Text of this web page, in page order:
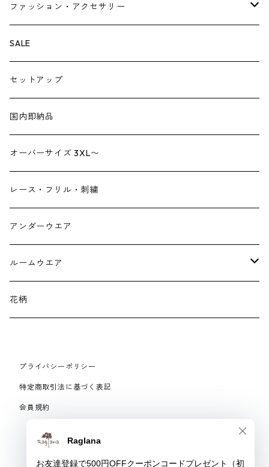
ベスト・ジレ
レギンス
ペチパンツ
サロペット
ジャンプスーツ
デニム
ファッション・アクセサリー
バック
トートバック
ショルダーバック
シューズ
ブーツ
パンプス
帽子
ヘアーアクセサリー
ストール
つけ襟
イヤリング・ピアス
ネックレス・ブローチ
手袋、ハンドカバー
スマートフォンケース、バッグ
SALE
セットアップ
国内即納品
オーバーサイズ 3XL〜
レース・フリル・刺繍
アンダーウエア
ルームウエア
パジャマ
花柄
プライバシーポリシー
特定商取引法に基づく表記
会員規約